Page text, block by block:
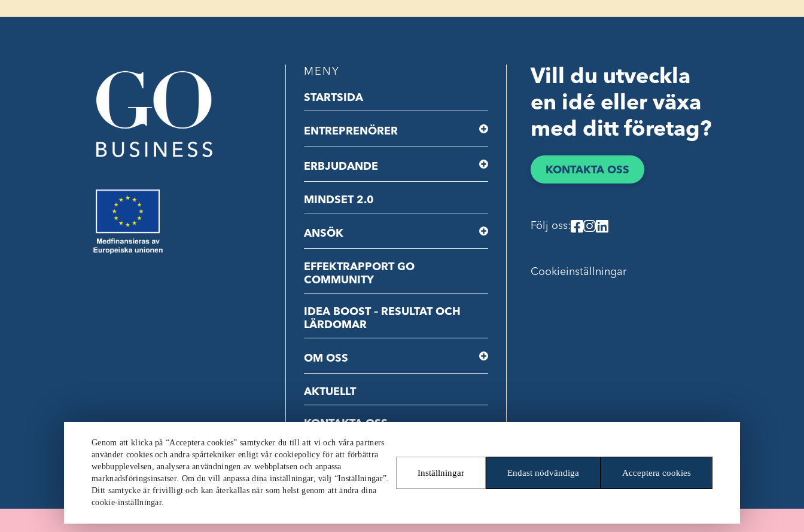
MENY
STARTSIDA
ENTREPRENÖRER
ERBJUDANDE
MINDSET 2.0
ANSÖK
EFFEKTRAPPORT GO
COMMUNITY
IDEA BOOST – RESULTAT OCH
LÄRDOMAR
OM OSS
AKTUELLT
KONTAKTA OSS
Vill du utveckla
en idé eller växa
med ditt företag?
KONTAKTA OSS
Följ oss:
Cookieinställningar
Genom att klicka på “Acceptera cookies” samtycker du till att vi och våra partners
använder cookies och andra spårtekniker enligt vår cookiepolicy för att förbättra
webbupplevelsen, analysera användningen av webbplatsen och anpassa
marknadsföringsinsatser. Om du vill anpassa dina inställningar, välj “Inställningar”.
Ditt samtycke är frivilligt och kan återkallas när som helst genom att ändra dina
cookie-inställningar.
Inställningar Endast nödvändiga Acceptera cookies